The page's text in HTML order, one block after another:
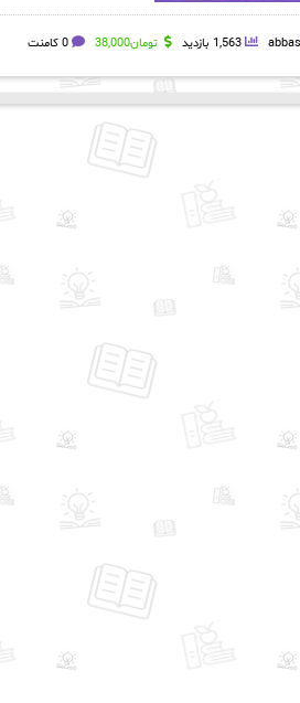
abbas 1,563 بازدید تومان38,000 0 کامنت